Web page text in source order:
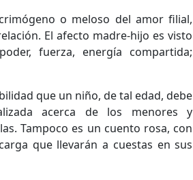
o meloso del amor filial,
El afecto madre-hijo es visto
fuerza, energía compartida;
que un niño, de tal edad, debe
acerca de los menores y
Tampoco es un cuento rosa, con
que llevarán a cuestas en sus